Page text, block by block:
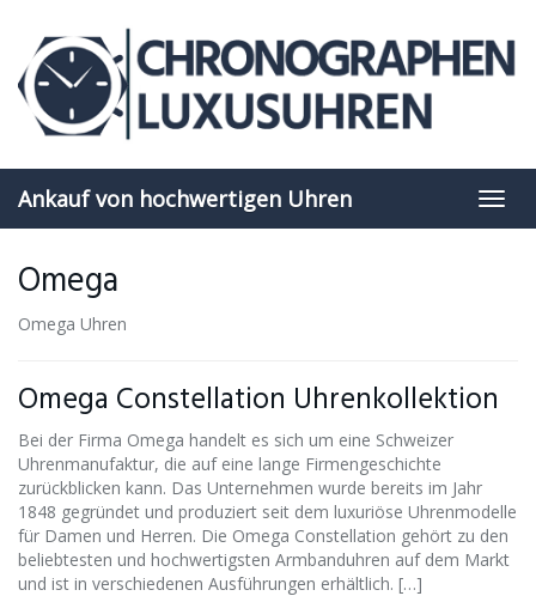
main
content
Ankauf von hochwertigen Uhren
Omega
Omega Uhren
Omega Constellation Uhrenkollektion
Bei der Firma Omega handelt es sich um eine Schweizer
Uhrenmanufaktur, die auf eine lange Firmengeschichte
zurückblicken kann. Das Unternehmen wurde bereits im Jahr
1848 gegründet und produziert seit dem luxuriöse Uhrenmodelle
für Damen und Herren. Die Omega Constellation gehört zu den
beliebtesten und hochwertigsten Armbanduhren auf dem Markt
und ist in verschiedenen Ausführungen erhältlich. […]